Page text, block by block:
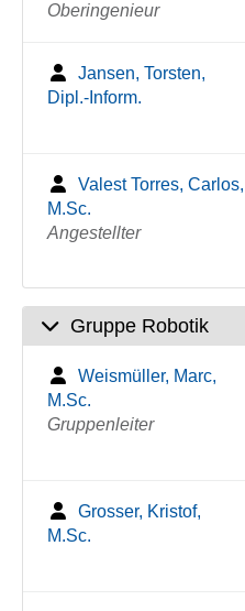
Oberingenieur
Jansen, Torsten,
Dipl.-Inform.
Valest Torres, Carlos,
M.Sc.
Angestellter
Gruppe Robotik
Weismüller, Marc,
M.Sc.
Gruppenleiter
Grosser, Kristof,
M.Sc.